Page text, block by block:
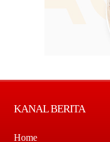
KANAL BERITA
Home